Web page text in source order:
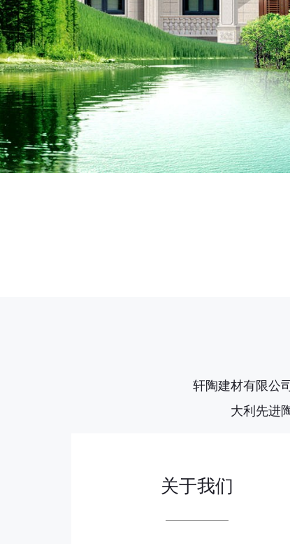
轩陶建材有限公
大利先进
关于我们